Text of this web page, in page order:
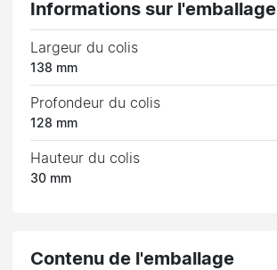
Informations sur l'emballage
Largeur du colis
138 mm
Profondeur du colis
128 mm
Hauteur du colis
30 mm
Contenu de l'emballage